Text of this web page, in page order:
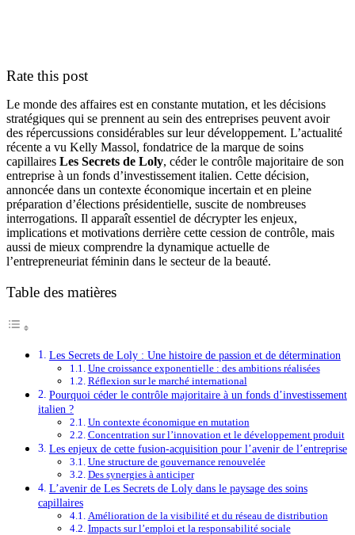
Rate this post
Le monde des affaires est en constante mutation, et les décisions
stratégiques qui se prennent au sein des entreprises peuvent avoir
des répercussions considérables sur leur développement. L’actualité
récente a vu Kelly Massol, fondatrice de la marque de soins
capillaires Les Secrets de Loly, céder le contrôle majoritaire de son
entreprise à un fonds d’investissement italien. Cette décision,
annoncée dans un contexte économique incertain et en pleine
préparation d’élections présidentielle, suscite de nombreuses
interrogations. Il apparaît essentiel de décrypter les enjeux,
implications et motivations derrière cette cession de contrôle, mais
aussi de mieux comprendre la dynamique actuelle de
l’entrepreneuriat féminin dans le secteur de la beauté.
Table des matières
Les Secrets de Loly : Une histoire de passion et de détermination
Une croissance exponentielle : des ambitions réalisées
Réflexion sur le marché international
Pourquoi céder le contrôle majoritaire à un fonds d’investissement
italien ?
Un contexte économique en mutation
Concentration sur l’innovation et le développement produit
Les enjeux de cette fusion-acquisition pour l’avenir de l’entreprise
Une structure de gouvernance renouvelée
Des synergies à anticiper
L’avenir de Les Secrets de Loly dans le paysage des soins
capillaires
Amélioration de la visibilité et du réseau de distribution
Impacts sur l’emploi et la responsabilité sociale